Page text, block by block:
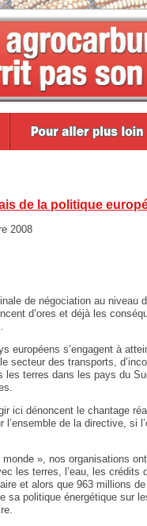
de la politique
2008
de négociation au niveau
d’ores et déjà les
européens s’engagent à
des transports,
terres dans les pays du
ici dénoncent le chantage
de la directive, si
», nos organisations
les terres, l’eau, les crédits
et alors que 963 millions
sa politique énergétique sur